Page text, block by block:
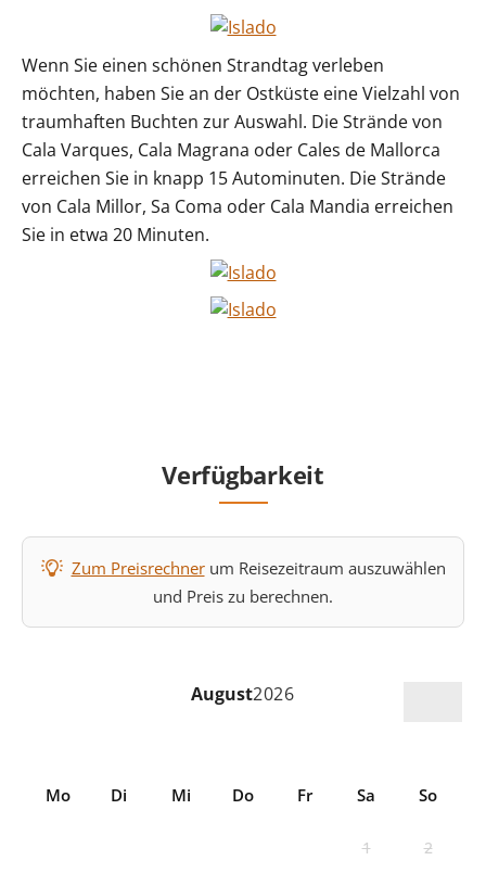
Wenn Sie einen schönen Strandtag verleben
möchten, haben Sie an der Ostküste eine Vielzahl von
traumhaften Buchten zur Auswahl. Die Strände von
Cala Varques, Cala Magrana oder Cales de Mallorca
erreichen Sie in knapp 15 Autominuten. Die Strände
von Cala Millor, Sa Coma oder Cala Mandia erreichen
Sie in etwa 20 Minuten.
Verfügbarkeit
Zum Preisrechnerum Reisezeitraum auszuwählen
und Preis zu berechnen.
August2026
Mo Di Mi Do Fr Sa So
1
2